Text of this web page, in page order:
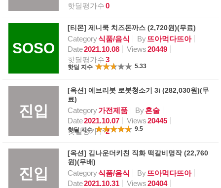
핫딜평가수0
SOSO
[티몬] 제니쿡 치즈돈까스 (2,720원)(무료)
Category식품/음식 By뜨아먹다뜨아
Date2021.10.08 Views20449
핫딜평가수3
핫딜 지수 5.33
진입
[옥션] 에브리봇 로봇청소기 3i (282,030원)(무
료)
Category가전제품 By혼술
Date2021.10.07 Views20445
핫딜평가수2
핫딜 지수 9.5
진입
[옥션] 김나운더키친 직화 떡갈비명작 (22,760
원)(무배)
Category식품/음식 By뜨아먹다뜨아
Date2021.10.31 Views20404